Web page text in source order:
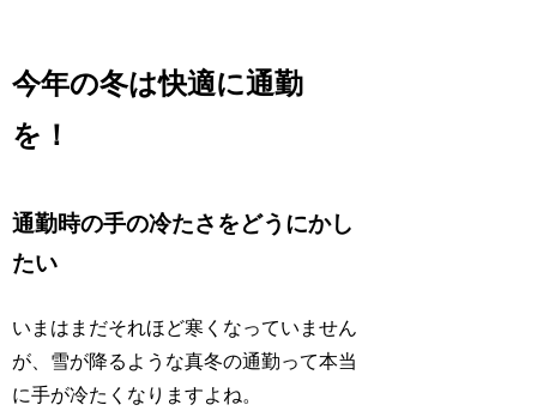
今年の冬は快適に通勤
を！
通勤時の手の冷たさをどうにかし
たい
いまはまだそれほど寒くなっていません
が、雪が降るような真冬の通勤って本当
に手が冷たくなりますよね。